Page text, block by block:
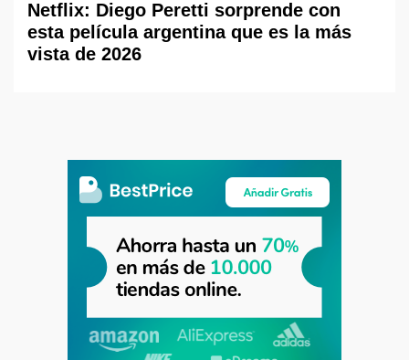
Netflix: Diego Peretti sorprende con
esta película argentina que es la más
vista de 2026